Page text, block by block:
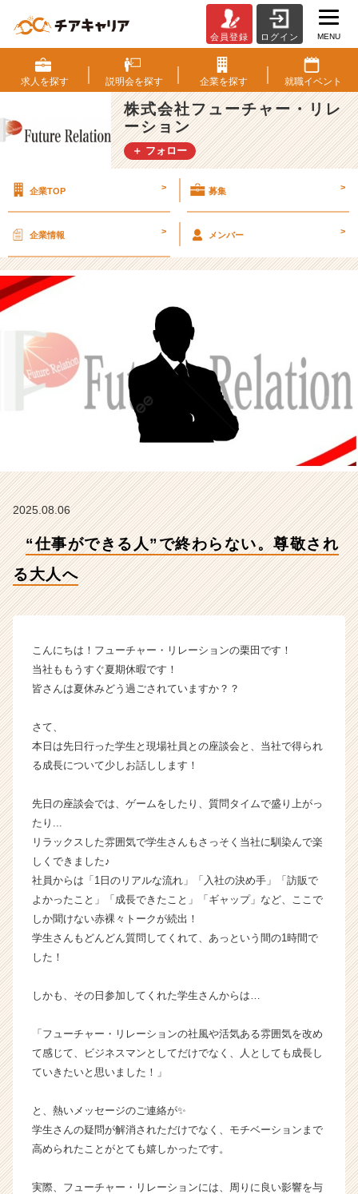
事
が
で
き
る
人”で
終
な
敬
へ
会
社
フ
リ
ョ
の
タ
イ
ム
ン】
|
ン
ー・
長
企
業
か
ウ
が
届
く
サ
イ
ト
ア
会員登録 ログイン MENU
求人を探す 説明会を探す 企業を探す 就職イベント
株式会社フューチャー・リレ
ーション
＋ フォロー
企業TOP > 募集 >
企業情報 > メンバー >
2025.08.06
“仕事ができる人”で終わらない。尊敬され
る大人へ
こんにちは！フューチャー・リレーションの栗田です！
当社ももうすぐ夏期休暇です！
皆さんは夏休みどう過ごされていますか？？
さて、
本日は先日行った学生と現場社員との座談会と、当社で得られ
る成長について少しお話しします！
先日の座談会では、ゲームをしたり、質問タイムで盛り上がっ
たり...
リラックスした雰囲気で学生さんもさっそく当社に馴染んで楽
しくできました♪
社員からは「1日のリアルな流れ」「入社の決め手」「訪販で
よかったこと」「成長できたこと」「ギャップ」など、ここで
しか聞けない赤裸々トークが続出！
学生さんもどんどん質問してくれて、あっという間の1時間で
した！
しかも、その日参加してくれた学生さんからは…
「フューチャー・リレーションの社風や活気ある雰囲気を改め
て感じて、ビジネスマンとしてだけでなく、人としても成長し
ていきたいと思いました！」
と、熱いメッセージのご連絡が✨
学生さんの疑問が解消されただけでなく、モチベーションまで
高められたことがとても嬉しかったです。
実際、フューチャー・リレーションには、周りに良い影響を与